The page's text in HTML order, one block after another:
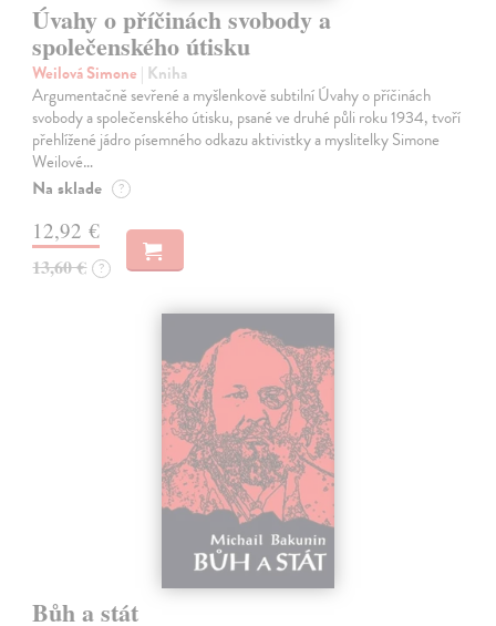
Úvahy o příčinách svobody a
společenského útisku
Weilová Simone | Kniha
Argumentačně sevřené a myšlenkově subtilní Úvahy o příčinách
svobody a společenského útisku, psané ve druhé půli roku 1934, tvoří
přehlížené jádro písemného odkazu aktivistky a myslitelky Simone
Weilové…
Na sklade ?
12,92 €
13,60 € ?
Bůh a stát